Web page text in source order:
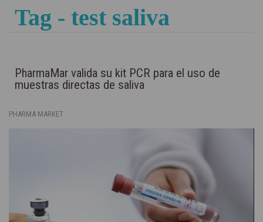
Tag - test saliva
PharmaMar valida su kit PCR para el uso de
muestras directas de saliva
PHARMA MARKET